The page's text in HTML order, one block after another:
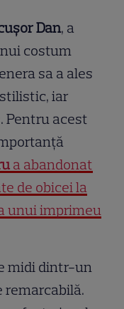
Dan, a
costum
sa a ales
iar
Pentru acest
a abandonat
de obicei la
unui imprimeu
midi dintr-un
remarcabilă.